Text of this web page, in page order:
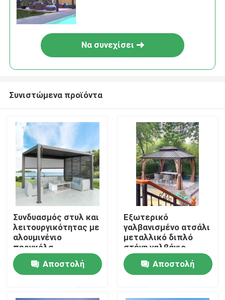
Σπίτι
Προϊόντα
Περίπου εμείς
Να συνεχίσει
Συνιστώμενα προϊόντα
Συνδυασμός στυλ και
λειτουργικότητας με
αλουμινένιο
περγκόλα
Αποστολή
Εξωτερικό
γαλβανισμένο ατσάλι
μεταλλικό διπλό
στέγη γαλβάνιο
Αποστολή